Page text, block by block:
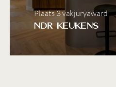
Plaats 3 vakjuryaward
NDR Keukens